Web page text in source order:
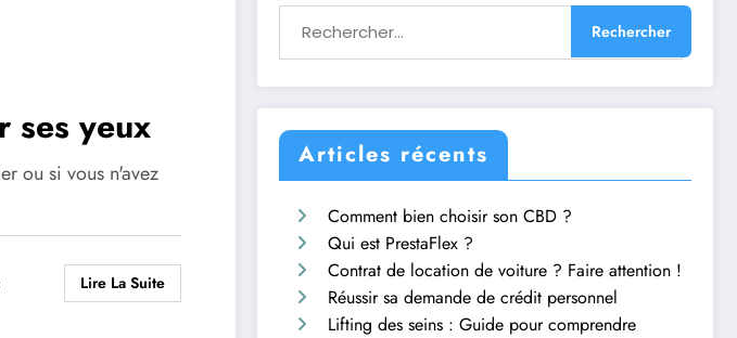
ses yeux
ou si vous n'avez
Lire La Suite
Articles récents
Comment bien choisir son CBD ?
Qui est PrestaFlex ?
Contrat de location de voiture ? Faire attention !
Réussir sa demande de crédit personnel
Lifting des seins : Guide pour comprendre